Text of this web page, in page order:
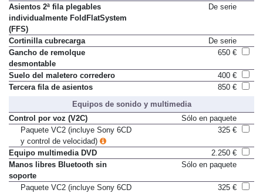
Asientos 2ª fila plegables
individualmente FoldFlatSystem
(FFS)
De serie
Cortinilla cubrecarga
De serie
Gancho de remolque
desmontable
650 €
Suelo del maletero corredero
400 €
Tercera fila de asientos
850 €
Equipos de sonido y multimedia
Control por voz (V2C)
Sólo en paquete
Paquete VC2 (incluye Sony 6CD
y control de velocidad)
325 €
Equipo multimedia DVD
2.250 €
Manos libres Bluetooth sin
soporte
Sólo en paquete
Paquete VC2 (incluye Sony 6CD
325 €